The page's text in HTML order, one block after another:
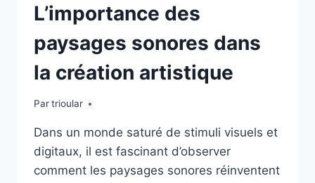
L’importance des
paysages sonores dans
la création artistique
Partrioular
Dans un monde saturé de stimuli visuels et
digitaux, il est fascinant d’observer
comment les paysages sonores réinventent